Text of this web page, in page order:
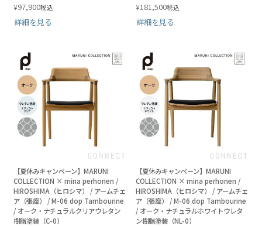
¥97,900税込
詳細を見る
¥181,500税込
詳細を見る
【夏休みキャンペーン】MARUNI
COLLECTION × mina perhonen /
HIROSHIMA（ヒロシマ） / アームチェ
ア（張座） / M-06 dop Tambourine
/ オーク・ナチュラルクリアウレタン
樹脂塗装（C-0）
【夏休みキャンペーン】MARUNI
COLLECTION × mina perhonen /
HIROSHIMA（ヒロシマ） / アームチェ
ア（張座） / M-06 dop Tambourine
/ オーク・ナチュラルホワイトウレタ
ン樹脂塗装（NL-0）